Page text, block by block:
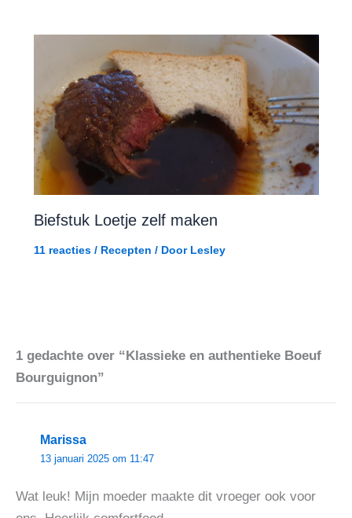
Biefstuk Loetje zelf maken
11 reacties / Recepten / Door Lesley
1 gedachte over “Klassieke en authentieke Boeuf
Bourguignon”
Marissa
13 januari 2025 om 11:47
Wat leuk! Mijn moeder maakte dit vroeger ook voor